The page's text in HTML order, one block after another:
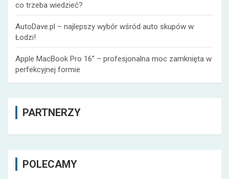
co trzeba wiedzieć?
AutoDave.pl – najlepszy wybór wśród auto skupów w
Łodzi!
Apple MacBook Pro 16” – profesjonalna moc zamknięta w
perfekcyjnej formie
PARTNERZY
POLECAMY